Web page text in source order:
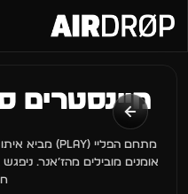
🎪פסטיבלים 🎶 מועדונים
טיפ: אפשר להקליד שם אומן, עיר,
מיינסטרים